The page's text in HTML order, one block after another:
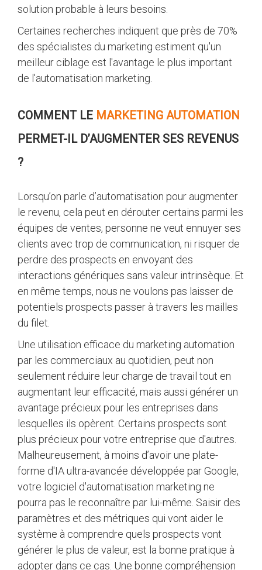
solution probable à leurs besoins.
Certaines recherches indiquent que près de 70%
des spécialistes du marketing estiment qu'un
meilleur ciblage est l'avantage le plus important
de l'automatisation marketing.
COMMENT LE MARKETING AUTOMATION
PERMET-IL D’AUGMENTER SES REVENUS
?
Lorsqu’on parle d’automatisation pour augmenter
le revenu, cela peut en dérouter certains parmi les
équipes de ventes, personne ne veut ennuyer ses
clients avec trop de communication, ni risquer de
perdre des prospects en envoyant des
interactions génériques sans valeur intrinsèque. Et
en même temps, nous ne voulons pas laisser de
potentiels prospects passer à travers les mailles
du filet.
Une utilisation efficace du marketing automation
par les commerciaux au quotidien, peut non
seulement réduire leur charge de travail tout en
augmentant leur efficacité, mais aussi générer un
avantage précieux pour les entreprises dans
lesquelles ils opèrent. Certains prospects sont
plus précieux pour votre entreprise que d'autres.
Malheureusement, à moins d’avoir une plate-
forme d'IA ultra-avancée développée par Google,
votre logiciel d'automatisation marketing ne
pourra pas le reconnaître par lui-même. Saisir des
paramètres et des métriques qui vont aider le
système à comprendre quels prospects vont
générer le plus de valeur, est la bonne pratique à
adopter dans ce cas. Une bonne compréhension